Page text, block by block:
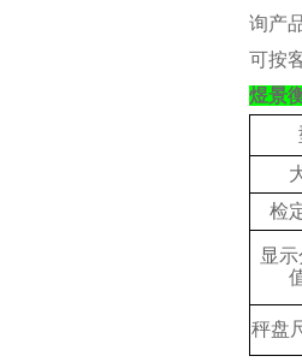
询产
可按
煜景
检
显
秤盘